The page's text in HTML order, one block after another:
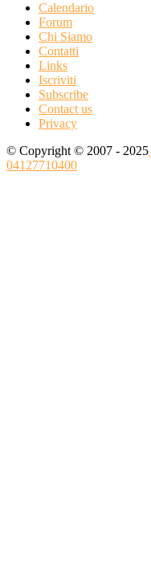
Calendario
Forum
Chi Siamo
Contatti
Links
Iscriviti
Subscribe
Contact us
Privacy
© Copyright © 2007 - 2025
04127710400